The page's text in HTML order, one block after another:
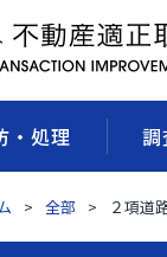
・処理 調
全部 ２項道